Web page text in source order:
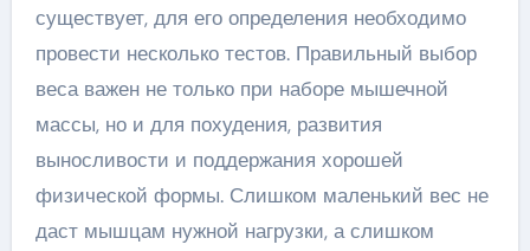
существует, для его определения необходимо
провести несколько тестов. Правильный выбор
веса важен не только при наборе мышечной
массы, но и для похудения, развития
выносливости и поддержания хорошей
физической формы. Слишком маленький вес не
даст мышцам нужной нагрузки, а слишком